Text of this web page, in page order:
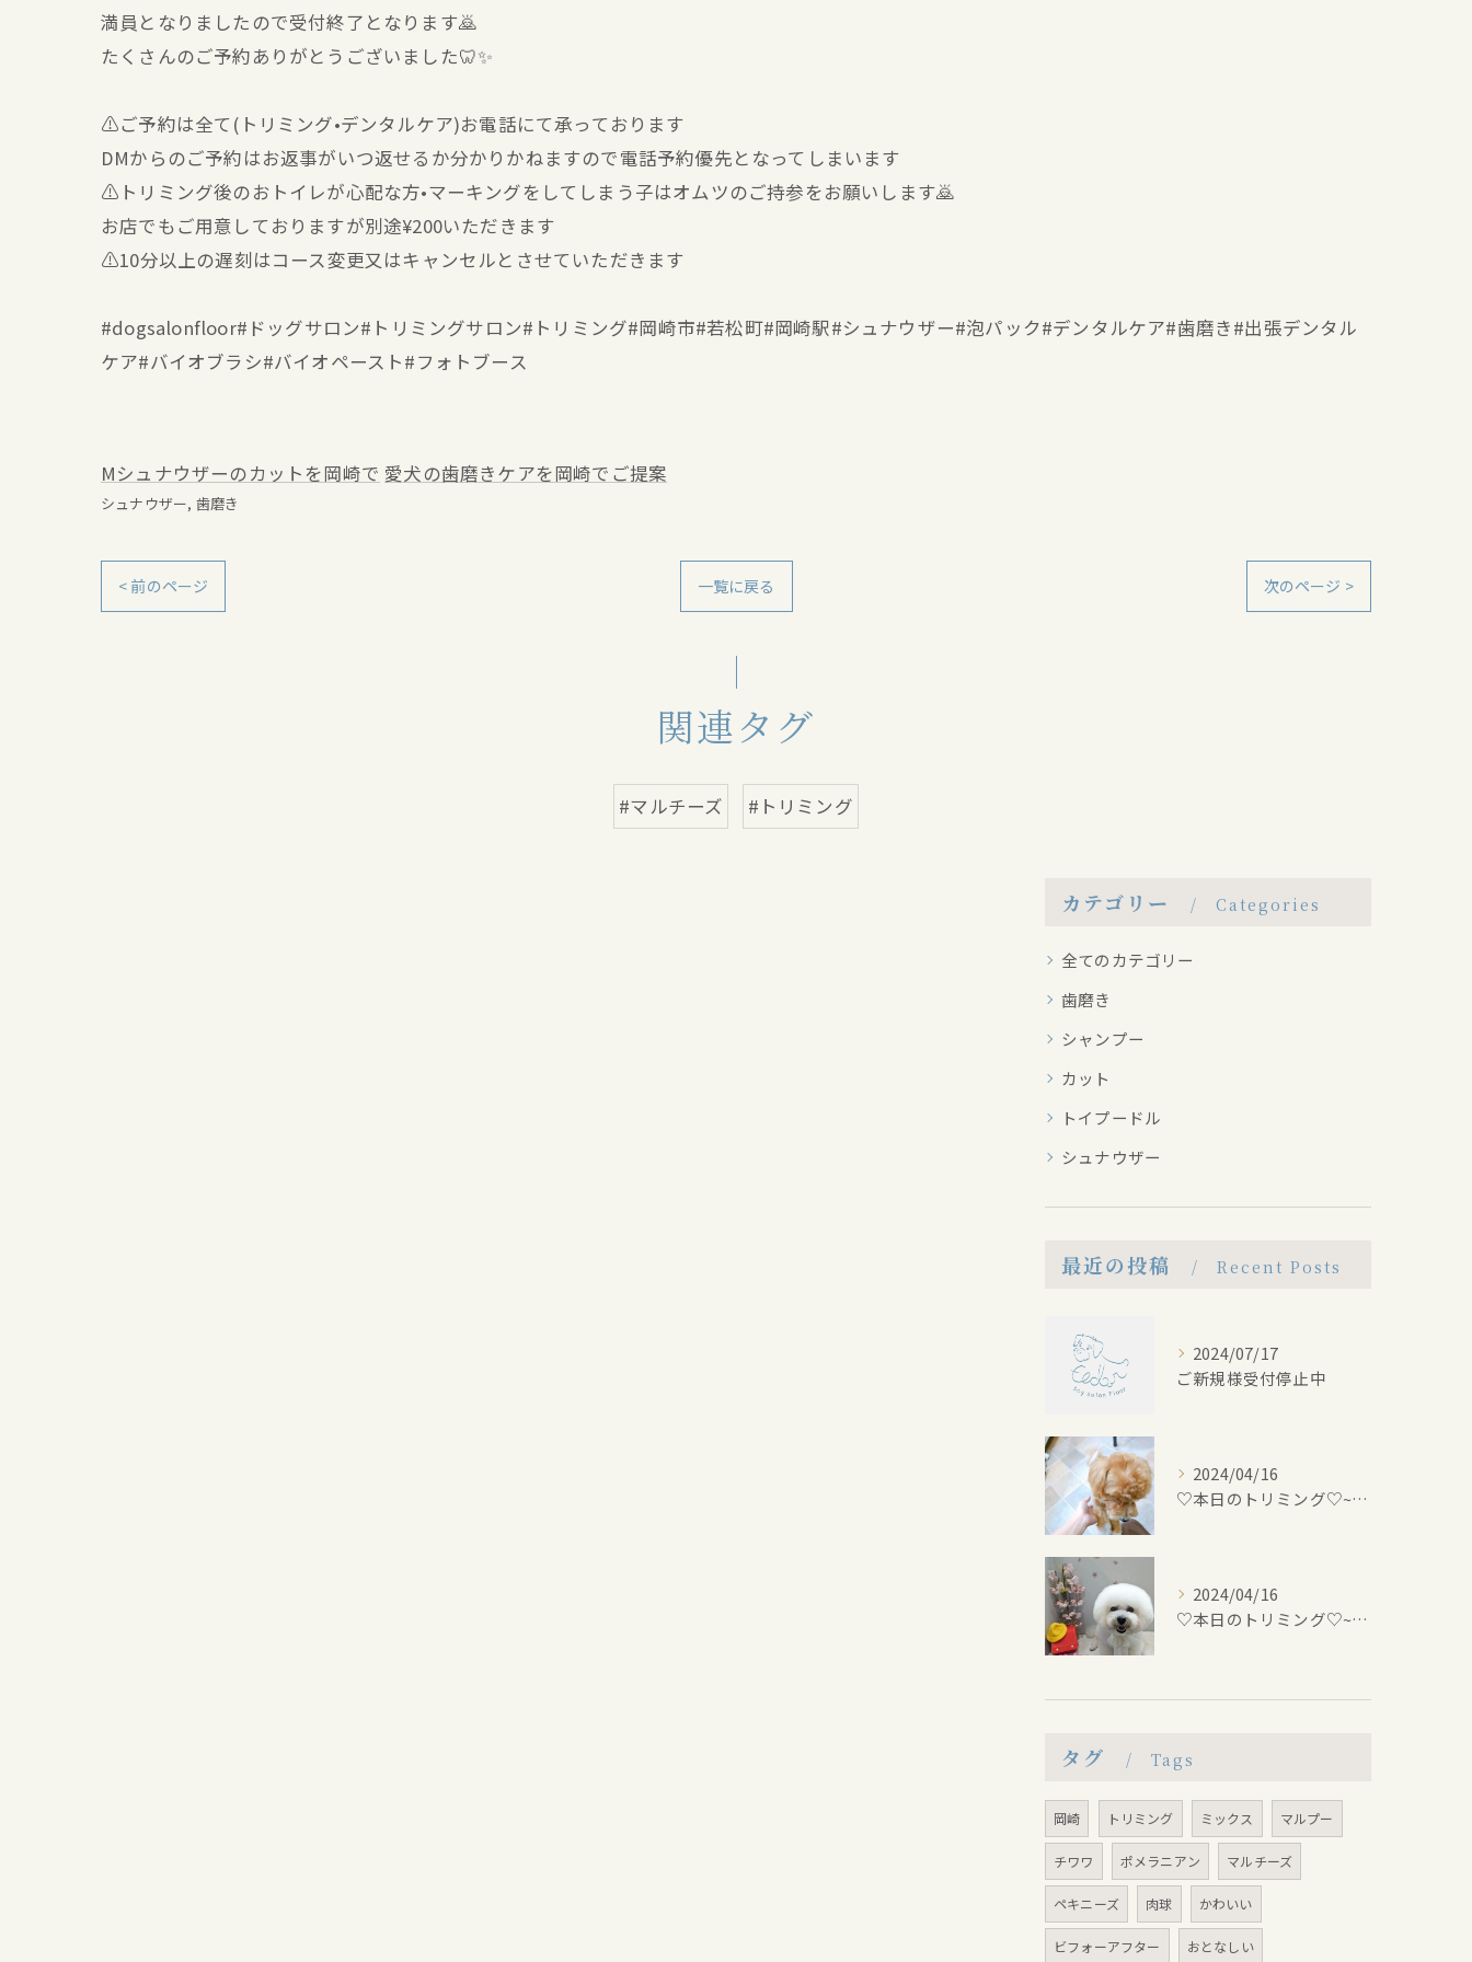
満員となりましたので受付終了となります🙇
たくさんのご予約ありがとうございました🦷✨
⚠️ご予約は全て(トリミング•デンタルケア)お電話にて承っております
DMからのご予約はお返事がいつ返せるか分かりかねますので電話予約優先となってしまいます
⚠️トリミング後のおトイレが心配な方•マーキングをしてしまう子はオムツのご持参をお願いします🙇
お店でもご用意しておりますが別途¥200いただきます
⚠️10分以上の遅刻はコース変更又はキャンセルとさせていただきます
#dogsalonfloor#ドッグサロン#トリミングサロン#トリミング#岡崎市#若松町#岡崎駅#シュナウザー#泡パック#デンタルケア#歯磨き#出張デンタル
ケア#バイオブラシ#バイオペースト#フォトブース
Mシュナウザーのカットを岡崎で 愛犬の歯磨きケアを岡崎でご提案
シュナウザー 歯磨き
< 前のページ 一覧に戻る 次のページ >
関連タグ
#マルチーズ #トリミング
カテゴリー Categories
全てのカテゴリー
歯磨き
シャンプー
カット
トイプードル
シュナウザー
最近の投稿 Recent Posts
2024/07/17
ご新規様受付停止中
2024/04/16
♡本日のトリミング♡⁠~岡崎トリミングサロン~
2024/04/16
♡本日のトリミング♡⁠~岡崎トリミングサロン~
タグ Tags
岡崎 トリミング ミックス マルプー
チワワ ポメラニアン マルチーズ
ペキニーズ 肉球 かわいい
ビフォーアフター おとなしい